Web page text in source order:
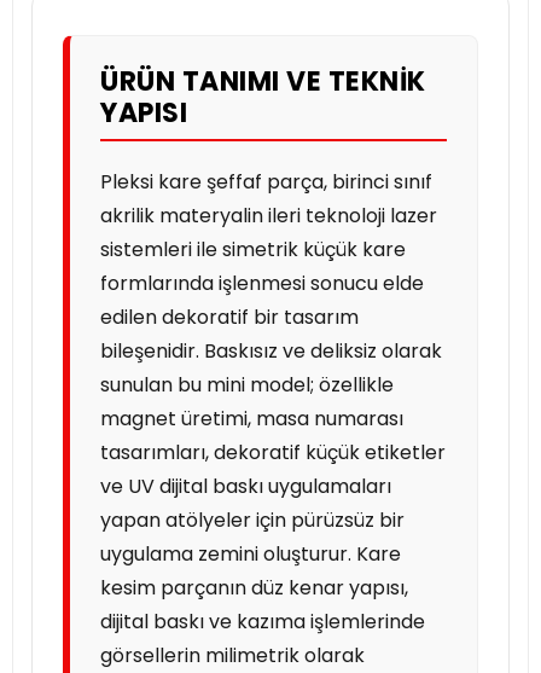
ÜRÜN TANIMI VE TEKNIK
YAPISI
Pleksi kare şeffaf parça, birinci sınıf
akrilik materyalin ileri teknoloji lazer
sistemleri ile simetrik küçük kare
formlarında işlenmesi sonucu elde
edilen dekoratif bir tasarım
bileşenidir. Baskısız ve deliksiz olarak
sunulan bu mini model; özellikle
magnet üretimi, masa numarası
tasarımları, dekoratif küçük etiketler
ve UV dijital baskı uygulamaları
yapan atölyeler için pürüzsüz bir
uygulama zemini oluşturur. Kare
kesim parçanın düz kenar yapısı,
dijital baskı ve kazıma işlemlerinde
görsellerin milimetrik olarak